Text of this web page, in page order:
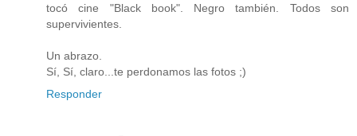
tocó cine "Black book". Negro también. Todos son
supervivientes.
Un abrazo.
Sí, Sí, claro...te perdonamos las fotos ;)
Responder